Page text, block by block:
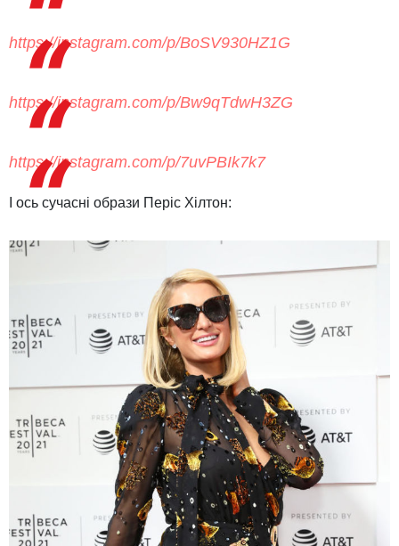
https://instagram.com/p/BoSV930HZ1G
https://instagram.com/p/Bw9qTdwH3ZG
https://instagram.com/p/7uvPBIk7k7
І ось сучасні образи Періс Хілтон: